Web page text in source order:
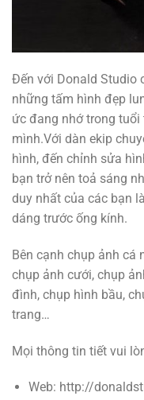
Đến với Donald Studio
những tấm hình đẹp
ức đang nhớ trong
mình.Với dàn ekip
hình, đến chỉnh sửa
bạn trở nên toả sáng
duy nhất của các bạn
dáng trước ống kính.
Bên cạnh chụp ảnh cá
chụp ảnh cưới, chụp
đình, chụp hình bầu,
trang…
Mọi thông tin tiết vui
Web: http://